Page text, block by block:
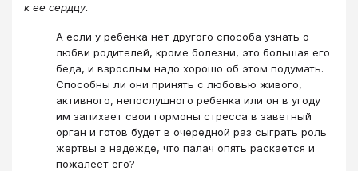
к ее сердцу.
А если у ребенка нет другого способа узнать о
любви родителей, кроме болезни, это большая его
беда, и взрослым надо хорошо об этом подумать.
Способны ли они принять с любовью живого,
активного, непослушного ребенка или он в угоду
им запихает свои гормоны стресса в заветный
орган и готов будет в очередной раз сыграть роль
жертвы в надежде, что палач опять раскается и
пожалеет его?